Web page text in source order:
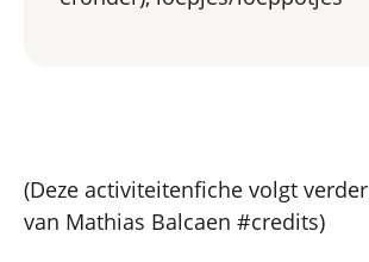
(Deze activiteitenfiche volgt
van Mathias Balcaen #credits)